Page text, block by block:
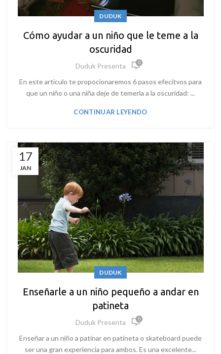
DUDUK
Cómo ayudar a un niño que le teme a la
oscuridad
Duduk Presenta 0
En este articulo te propocionaremos 6 pasos efecitvos para
que un niño o una niña deje de temerla a la oscuridad: ...
CONTINUAR LEYENDO
17
JAN
DUDUK
Enseñarle a un niño pequeño a andar en
patineta
Duduk Presenta 0
Enseñar a un niño a patinar en patineta o skateboard puede
ser una gran experiencia para ambos. Es una excelente...